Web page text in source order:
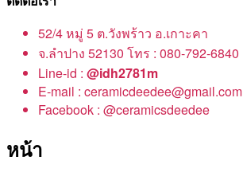
52/4 หมู่ 5 ต.วังพร้าว อ.เกาะคา
จ.ลำปาง 52130 โทร : 080-792-6840
Line-id : @idh2781m
E-mail : ceramicdeedee@gmail.com
Facebook : @ceramicsdeedee
หน้า